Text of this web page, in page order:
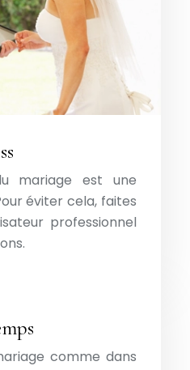
mariage est une
éviter cela, faites
professionnel
comme dans